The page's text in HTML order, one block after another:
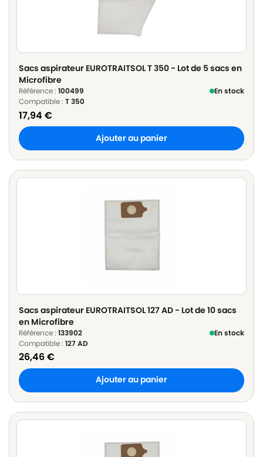
Sacs aspirateur EUROTRAITSOL T 350 - Lot de 5 sacs en
Microfibre
Référence : 100499
En stock
Compatible : T 350
17,94 €
Ajouter au panier
Sacs aspirateur EUROTRAITSOL 127 AD - Lot de 10 sacs
en Microfibre
Référence : 133902
En stock
Compatible : 127 AD
26,46€
Ajouter au panier